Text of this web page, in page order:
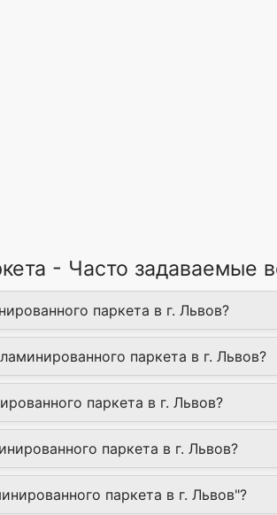
- Часто задаваемые
паркета в г. Львов?
паркета в г. Львов?
паркета в г. Львов?
паркета в г. Львов?
паркета в г. Львов"?